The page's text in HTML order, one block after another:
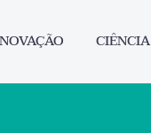
CIÊNCIA